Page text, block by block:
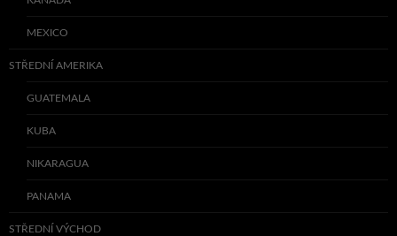
MEXICO
STŘEDNÍ AMERIKA
GUATEMALA
KUBA
NIKARAGUA
PANAMA
STŘEDNÍ VÝCHOD